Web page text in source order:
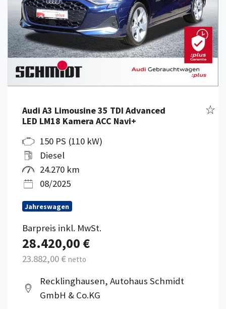
Audi A3 Limousine 35 TDI Advanced
LED LM18 Kamera ACC Navi+
150 PS (110 kW)
Diesel
24.270 km
08/2025
Jahreswagen
Barpreis inkl. MwSt.
28.420,00 €
23.882,00 € netto
Recklinghausen, Autohaus Schmidt
GmbH & Co.KG